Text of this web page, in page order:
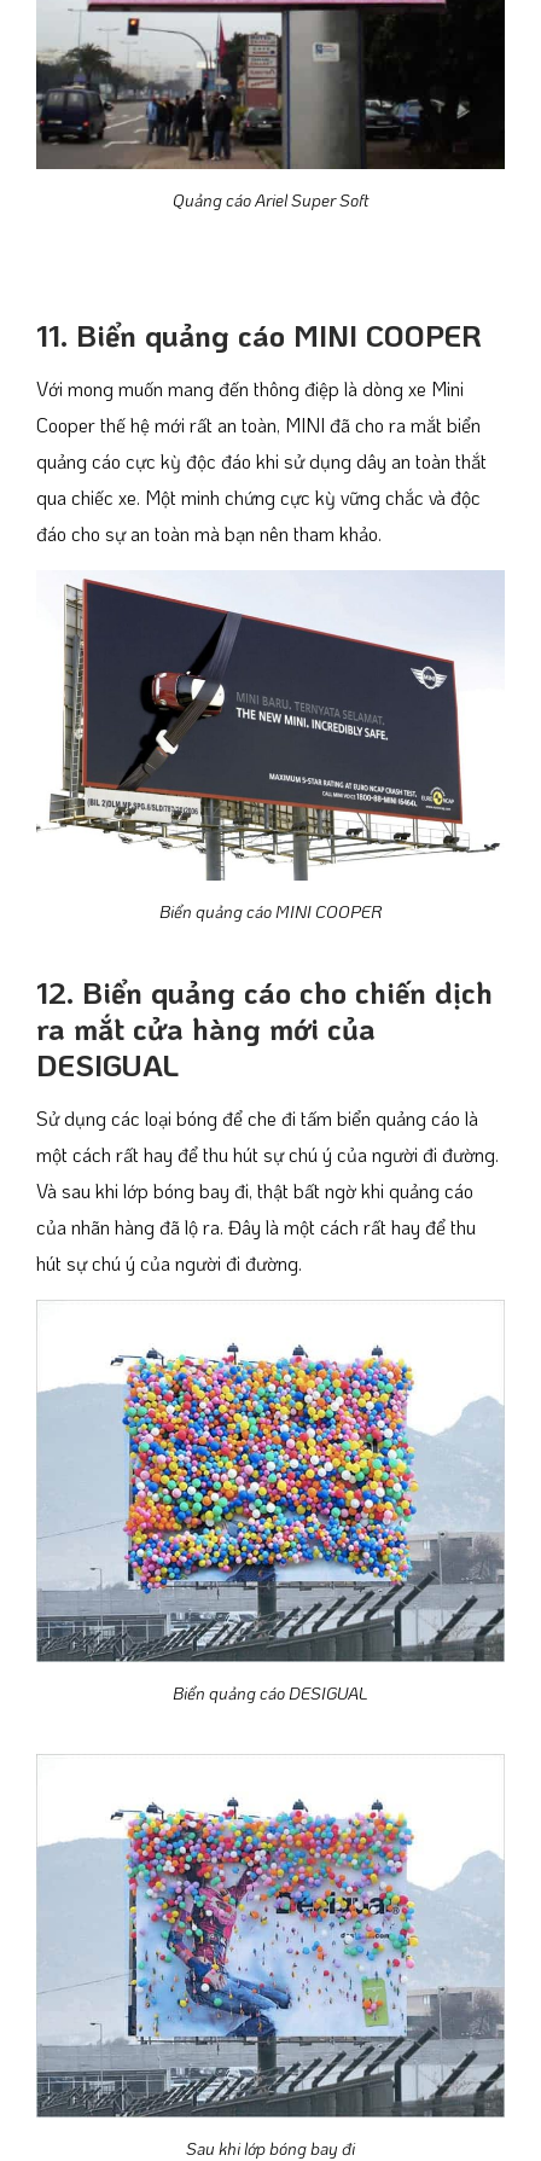
Quảng cáo Ariel Super Soft
11. Biển quảng cáo MINI COOPER
Với mong muốn mang đến thông điệp là dòng xe Mini
Cooper thế hệ mới rất an toàn, MINI đã cho ra mắt biển
quảng cáo cực kỳ độc đáo khi sử dụng dây an toàn thắt
qua chiếc xe. Một minh chứng cực kỳ vững chắc và độc
đáo cho sự an toàn mà bạn nên tham khảo.
Biển quảng cáo MINI COOPER
12. Biển quảng cáo cho chiến dịch
ra mắt cửa hàng mới của
DESIGUAL
Sử dụng các loại bóng để che đi tấm biển quảng cáo là
một cách rất hay để thu hút sự chú ý của người đi đường.
Và sau khi lớp bóng bay đi, thật bất ngờ khi quảng cáo
của nhãn hàng đã lộ ra. Đây là một cách rất hay để thu
hút sự chú ý của người đi đường.
Biển quảng cáo DESIGUAL
Sau khi lớp bóng bay đi